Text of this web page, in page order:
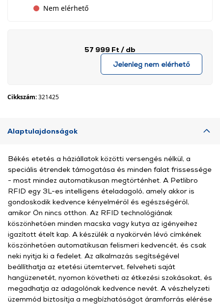
Nem elérhető
57 999 Ft / db
Jelenleg nem elérhető
Cikkszám:321425
Alaptulajdonságok
Békés etetés a háziállatok közötti versengés nélkül, a
speciális étrendek támogatása és minden falat frissessége
- most mindez automatikusan megtörténhet. A Petlibro
RFID egy 3L-es intelligens ételadagoló, amely akkor is
gondoskodik kedvence kényelméről és egészségéről,
amikor Ön nincs otthon. Az RFID technológiának
köszönhetően minden macska vagy kutya az igényeihez
igazított ételt kap. A készülék a nyakörvén lévő címkének
köszönhetően automatikusan felismeri kedvencét, és csak
neki nyitja ki a fedelet. Az alkalmazás segítségével
beállíthatja az etetési ütemtervet, felveheti saját
hangüzenetét, nyomon követheti az étkezési szokásokat, és
megadhatja az adagolónak kedvence nevét. A vészhelyzeti
üzemmód biztosítja a megbízhatóságot áramforrás elérése